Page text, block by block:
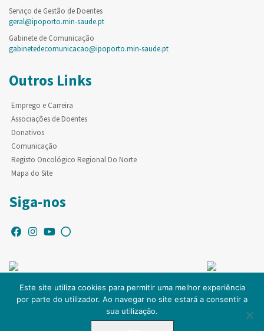
Serviço de Gestão de Doentes
geral@ipoporto.min-saude.pt
Gabinete de Comunicação
gabinetedecomunicacao@ipoporto.min-saude.pt
Outros Links
Emprego e Carreira
Associações de Doentes
Donativos
Comunicação
Registo Oncológico Regional Do Norte
Mapa do Site
Siga-nos
© Copyright IPO-PORTO. Todos os direitos reservados.
Este site utiliza cookies para permitir uma melhor experiência
por parte do utilizador. Ao navegar no site estará a consentir a
sua utilização.